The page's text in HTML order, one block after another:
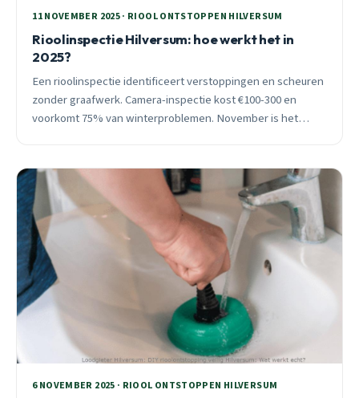
11 NOVEMBER 2025 · RIOOL ONTSTOPPEN HILVERSUM
Rioolinspectie Hilversum: hoe werkt het in
2025?
Een rioolinspectie identificeert verstoppingen en scheuren
zonder graafwerk. Camera-inspectie kost €100-300 en
voorkomt 75% van winterproblemen. November is het
6 NOVEMBER 2025 · RIOOL ONTSTOPPEN HILVERSUM